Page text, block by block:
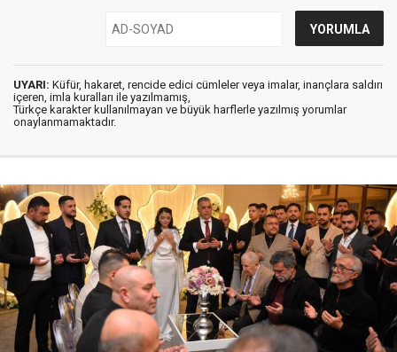
UYARI: Küfür, hakaret, rencide edici cümleler veya imalar, inançlara saldırı
içeren, imla kuralları ile yazılmamış,
Türkçe karakter kullanılmayan ve büyük harflerle yazılmış yorumlar
onaylanmamaktadır.